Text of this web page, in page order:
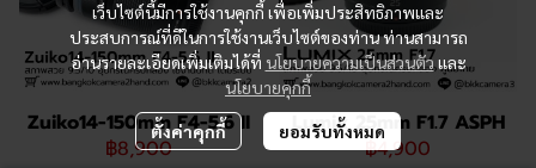
Zuiko14-150mm F4-5.6 II
฿8,900
Lumix 25mm F1.7 ASPH
฿4,900
เว็บไซต์นี้มีการใช้งานคุกกี้ เพื่อเพิ่มประสิทธิภาพและ
ประสบการณ์ที่ดีในการใช้งานเว็บไซต์ของท่าน ท่านสามารถ
อ่านรายละเอียดเพิ่มเติมได้ที่ นโยบายความเป็นส่วนตัวและ
นโยบายคุกกี้
ตั้งค่าคุกกี้ ยอมรับทั้งหมด